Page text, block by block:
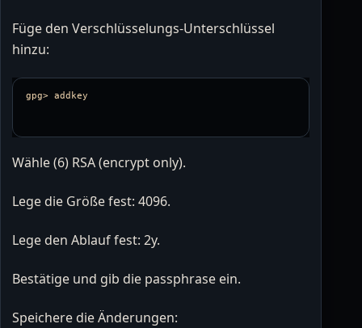
Füge den Verschlüsselungs-Unterschlüssel
hinzu:
Wähle (6) RSA (encrypt only).
Lege die Größe fest: 4096.
Lege den Ablauf fest: 2y.
Bestätige und gib die passphrase ein.
Speichere die Änderungen: